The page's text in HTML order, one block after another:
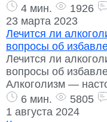
4 мин.
1926
23 марта 2023
Лечится ли
вопросы об
Лечится ли
вопросы об
Алкоголизм —
6 мин.
5805
1 августа 2024